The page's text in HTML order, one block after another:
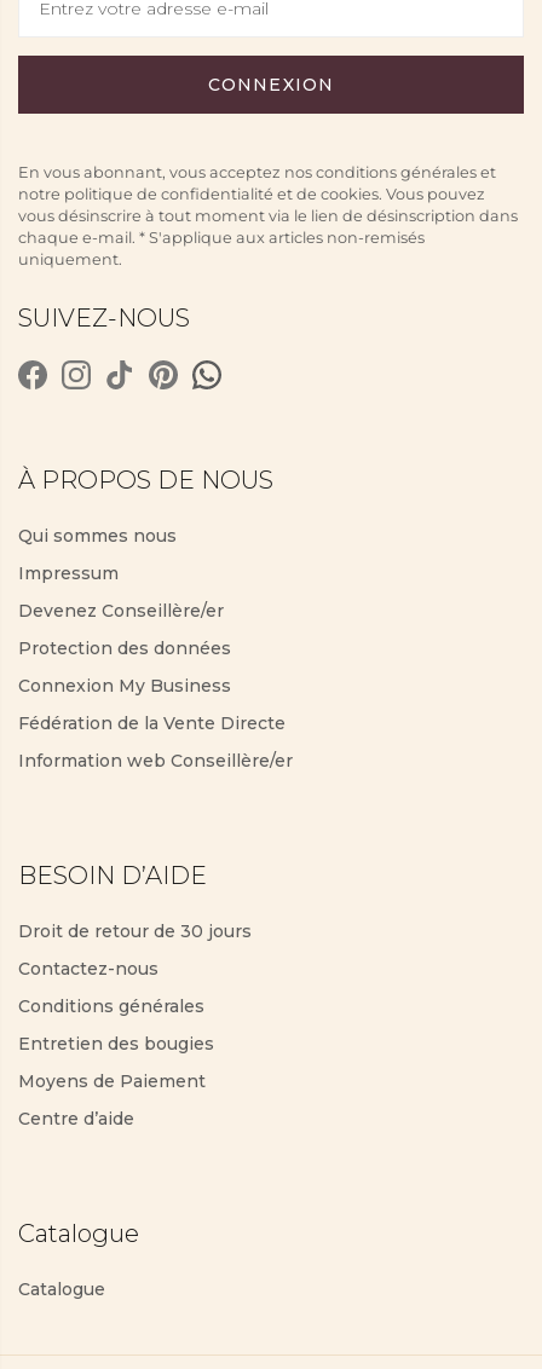
En vous abonnant, vous acceptez nos conditions générales et
notre politique de confidentialité et de cookies. Vous pouvez
vous désinscrire à tout moment via le lien de désinscription dans
chaque e-mail. * S'applique aux articles non-remisés
uniquement.
SUIVEZ-NOUS
À PROPOS DE NOUS
Qui sommes nous
Impressum
Devenez Conseillère/er
Protection des données
Connexion My Business
Fédération de la Vente Directe
Information web Conseillère/er
BESOIN D’AIDE
Droit de retour de 30 jours
Contactez-nous
Conditions générales
Entretien des bougies
Moyens de Paiement
Centre d’aide
Catalogue
Catalogue